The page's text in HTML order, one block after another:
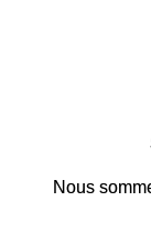
Nous